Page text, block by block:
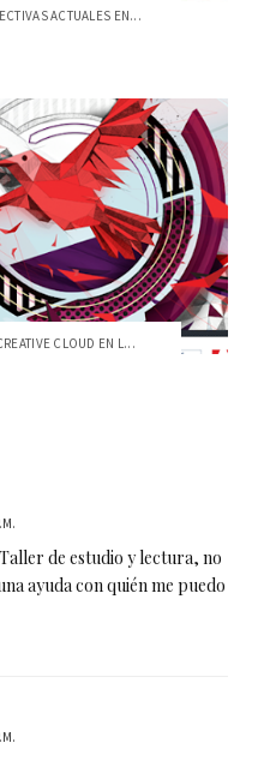
ACTUALES EN...
CLOUD EN L...
de estudio y lectura, no
ayuda con quién me puedo